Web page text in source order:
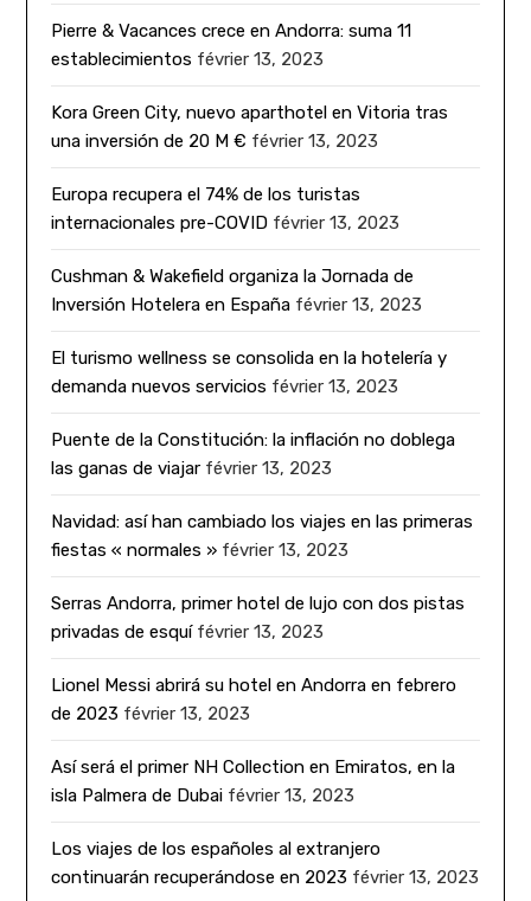
Pierre & Vacances crece en Andorra: suma 11
establecimientos février 13, 2023
Kora Green City, nuevo aparthotel en Vitoria tras
una inversión de 20 M € février 13, 2023
Europa recupera el 74% de los turistas
internacionales pre-COVID février 13, 2023
Cushman & Wakefield organiza la Jornada de
Inversión Hotelera en España février 13, 2023
El turismo wellness se consolida en la hotelería y
demanda nuevos servicios février 13, 2023
Puente de la Constitución: la inflación no doblega
las ganas de viajar février 13, 2023
Navidad: así han cambiado los viajes en las primeras
fiestas « normales » février 13, 2023
Serras Andorra, primer hotel de lujo con dos pistas
privadas de esquí février 13, 2023
Lionel Messi abrirá su hotel en Andorra en febrero
de 2023 février 13, 2023
Así será el primer NH Collection en Emiratos, en la
isla Palmera de Dubai février 13, 2023
Los viajes de los españoles al extranjero
continuarán recuperándose en 2023 février 13, 2023